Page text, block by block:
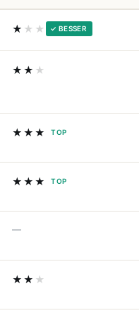
★ ★★ ✓ BESSER
★★ ★
★★★ TOP
★★★ TOP
—
★★ ★